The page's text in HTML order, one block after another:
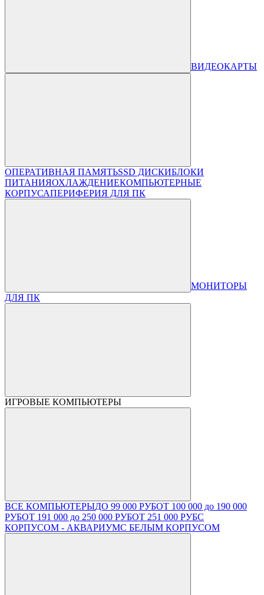
ВИДЕОКАРТЫ
ОПЕРАТИВНАЯ ПАМЯТЬSSD ДИСКИБЛОКИ
ПИТАНИЯОХЛАЖДЕНИЕКОМПЬЮТЕРНЫЕ
КОРПУСАПЕРИФЕРИЯ ДЛЯ ПК
МОНИТОРЫ
ДЛЯ ПК
ИГРОВЫЕ КОМПЬЮТЕРЫ
ВСЕ КОМПЬЮТЕРЫДО 99 000 РУБОТ 100 000 до 190 000
РУБОТ 191 000 до 250 000 РУБОТ 251 000 РУБС
КОРПУСОМ - АКВАРИУМС БЕЛЫМ КОРПУСОМ